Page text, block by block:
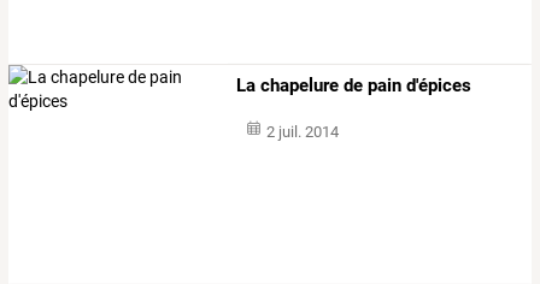
La chapelure de pain d'épices
2 juil. 2014